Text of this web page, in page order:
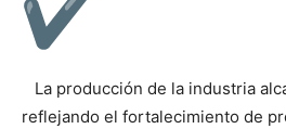
La producción de la industria
reflejando el fortalecimiento de